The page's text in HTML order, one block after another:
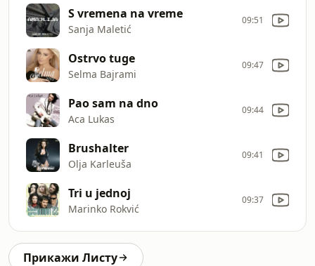
S vremena na vreme
Sanja Maletić
09:51
Ostrvo tuge
Selma Bajrami
09:47
Pao sam na dno
Aca Lukas
09:44
Brushalter
Olja Karleuša
09:41
Tri u jednoj
Marinko Rokvić
09:37
Прикажи Листу